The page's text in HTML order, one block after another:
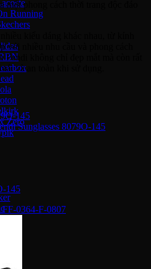
Running
Zero
một phong cách thời trang độc đáo
kiểu dáng khác nhau, từ kính
với nhiều nhu cầu và phong cách
Fendi không chỉ đẹp mắt mà còn rất
và an toàn khi sử dụng.
145